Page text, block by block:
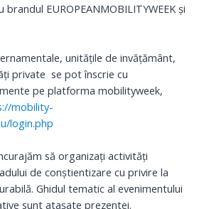
EUROPEANMOBILITYWEEK și
unitățile de invățământ,
private se pot înscrie cu
pe platforma mobilityweek,
mobility-
login.php
să organizați activități
de conștientizare cu privire la
Ghidul tematic al evenimentului
sunt atașate prezentei.